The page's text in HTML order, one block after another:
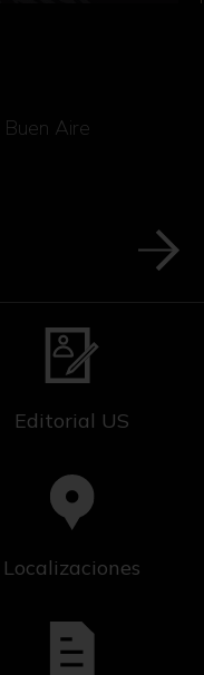
Aire
Editorial US
Localizaciones